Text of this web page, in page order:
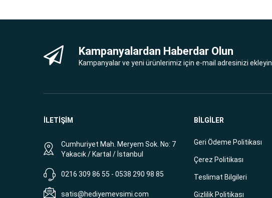
Kampanyalardan Haberdar Olun
Kampanyalar ve yeni ürünlerimiz için e-mail adresinizi ekleyin.
İLETİŞİM
Cumhuriyet Mah. Meryem Sok. No: 7
Yakacık / Kartal / İstanbul
0216 309 86 55 - 0538 290 98 85
satis@hediyemevsimi.com
BİLGİLER
Geri Ödeme Politikası
Çerez Politikası
Teslimat Bilgileri
Gizlilik Politikası